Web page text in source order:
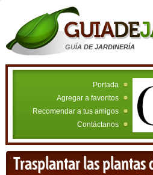
GUÍA DE JARDINERÍA
Portada
Agregar a favoritos
Recomendar a tus amigos
Contáctanos
Trasplantar las plantas